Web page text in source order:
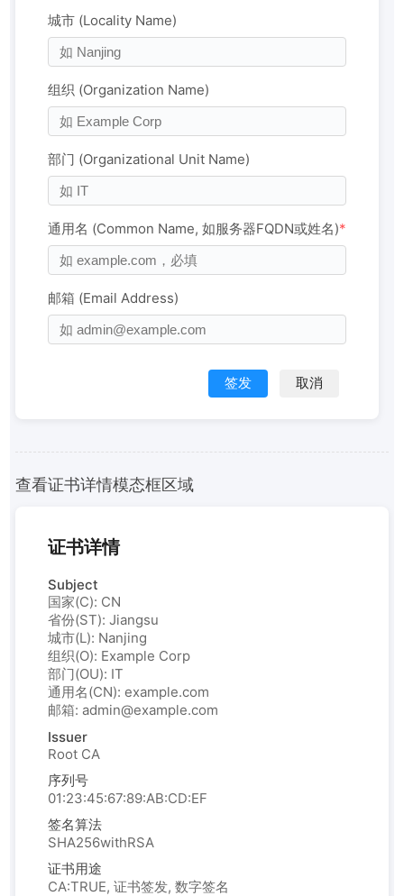
城市 (Locality Name)
组织 (Organization Name)
部门 (Organizational Unit Name)
通用名 (Common Name, 如服务器FQDN或姓名)*
邮箱 (Email Address)
签发 取消
查看证书详情模态框区域
证书详情
Subject
国家(C): CN
省份(ST): Jiangsu
城市(L): Nanjing
组织(O): Example Corp
部门(OU): IT
通用名(CN): example.com
邮箱: admin@example.com
Issuer
Root CA
序列号
01:23:45:67:89:AB:CD:EF
签名算法
SHA256withRSA
证书用途
CA:TRUE, 证书签发, 数字签名